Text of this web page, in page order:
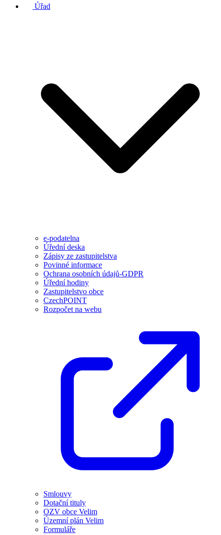
Úřad
e-podatelna
Úřední deska
Zápisy ze zastupitelstva
Povinné informace
Ochrana osobních údajů-GDPR
Úřední hodiny
Zastupitelstvo obce
CzechPOINT
Rozpočet na webu
Smlouvy
Dotační tituly
OZV obce Velim
Územní plán Velim
Formuláře